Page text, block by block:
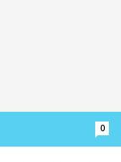
0